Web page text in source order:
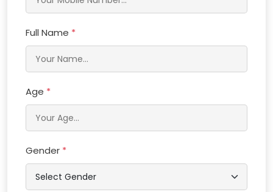
Full Name *
Age *
Gender *